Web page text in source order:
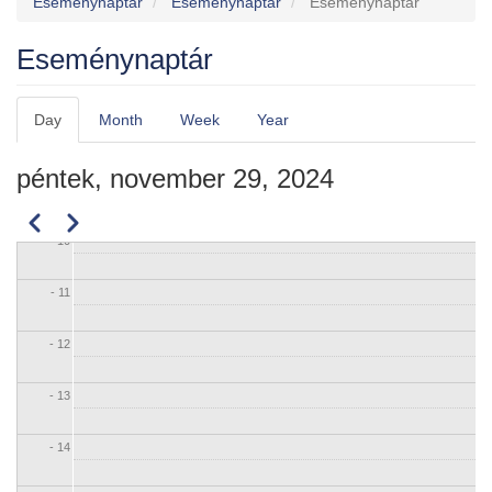
Eseménynaptár
Elsődleges
fülek
Day Month Week Year
péntek, november 29, 2024
Oldalszámozás
Előző Következő
- 09
- 10
- 11
- 12
- 13
- 14